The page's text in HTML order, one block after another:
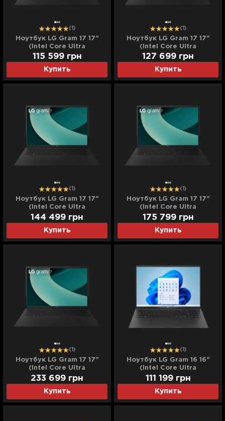
(1)
Ноутбук LG Gram 17 17"
(Intel Core Ultra
7/32GB/1TB (SSD)/Intel
Arc) (17Z90TL-H.AUB6U3)
(Standard)
Купить
115 599 грн
(1)
Ноутбук LG Gram 17 17"
(Intel Core Ultra
7/32GB/2TB (SSD)/Intel
Arc) (17Z90TL-H.AUB6U13)
(Standard)
Купить
127 699 грн
(1)
Ноутбук LG Gram 17 17"
(Intel Core Ultra
7/32GB/4TB (SSD)/Intel
Arc) (17Z90TL-H.AUB6U23)
(Standard)
Купить
144 499 грн
(1)
Ноутбук LG Gram 17 17"
(Intel Core Ultra
7/32GB/8TB (SSD)/Intel
Arc) (17Z90TL-H.AUB6U33)
(Standard)
Купить
175 799 грн
(1)
Ноутбук LG Gram 17 17"
(Intel Core Ultra
7/32GB/16TB (SSD)/Intel
Arc) (17Z90TL-H.AUB6U34)
(Standard)
Купить
233 699 грн
(1)
Ноутбук LG Gram 16 16"
(Intel Core Ultra
9/32GB/2TB (SSD)/Intel
Arc) (16Z90TL-H.AUB9U1)
(Standard)
Купить
111 199 грн